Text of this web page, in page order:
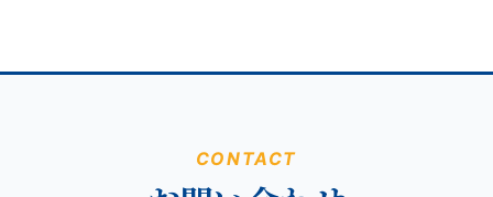
CONTACT